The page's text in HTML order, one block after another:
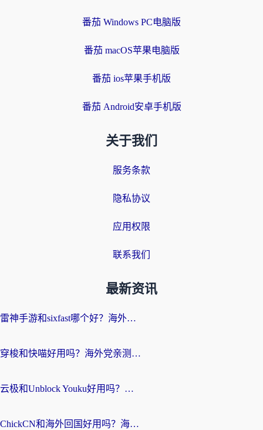
番茄 Windows PC电脑版
番茄 macOS苹果电脑版
番茄 ios苹果手机版
番茄 Android安卓手机版
关于我们
服务条款
隐私协议
应用权限
联系我们
最新资讯
雷神手游和sixfast哪个好？海外党亲测3款回国加速器，教你选对不踩坑
穿梭和快喵好用吗？海外党亲测：小众加速器对比+番茄加速器深度体验
云极和Unblock Youku好用吗？海外党亲测+2026回国加速器避坑指南
ChickCN和海外回国好用吗？海外党2026亲测：从手游到影音，选对加速器的3个关键